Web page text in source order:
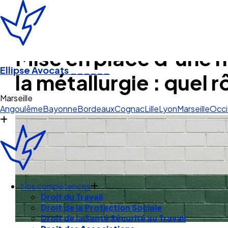
Ellipse Avocats______
Angoulême Cognac
Nos compétences
Droit du Travail
Droit de la Protection Sociale
Droit de la Santé Sécurité au Travail
Droit des Associations
Mise en place
la métallurgie : quel